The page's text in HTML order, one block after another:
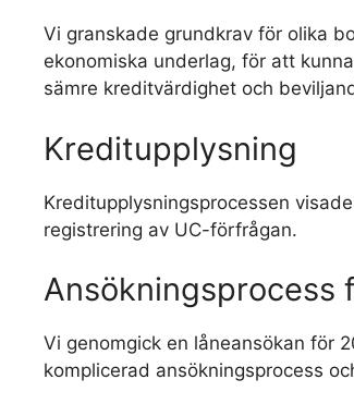
Vi granskade grundkrav för olika
ekonomiska underlag, för att
sämre kreditvärdighet och
Kreditupplysning
Kreditupplysningsprocessen
registrering av UC-förfrågan.
Ansökningsprocess
Vi genomgick en låneansökan för
komplicerad ansökningsprocess